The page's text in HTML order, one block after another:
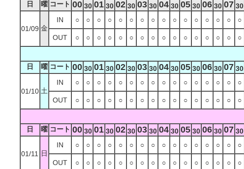
日
曜 コート 00 30 01 30 02 30 03 30 04 30 05 30 06 30 07 30
01/09 金
IN ○ ○ ○ ○ ○ ○ ○ ○ ○ ○ ○ ○ ○ ○ ○ ○
OUT
○ ○ ○ ○ ○ ○ ○ ○ ○ ○ ○ ○ ○ ○ ○ ○
日
曜 コート 00 30 01 30 02 30 03 30 04 30 05 30 06 30 07 30
01/10 土
IN ○ ○ ○ ○ ○ ○ ○ ○ ○ ○ ○ ○ ○ ○ ○ ○
OUT
○ ○ ○ ○ ○ ○ ○ ○ ○ ○ ○ ○ ○ ○ ○ ○
日
曜 コート 00 30 01 30 02 30 03 30 04 30 05 30 06 30 07 30
01/11 日
IN ○ ○ ○ ○ ○ ○ ○ ○ ○ ○ ○ ○ ○ ○ ○ ○
OUT
○ ○ ○ ○ ○ ○ ○ ○ ○ ○ ○ ○ ○ ○ ○ ○